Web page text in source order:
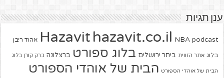
ענן תגיות
Hazavit hazavit.co.il NBA podcast אהוד ריבן
בלוג אתר הזווית ביתר ירושלים בלוג ספורט ברצלונה ברק קורן בלוג
הבית של אוהדי הספורט הבית של אוהדי הספורט